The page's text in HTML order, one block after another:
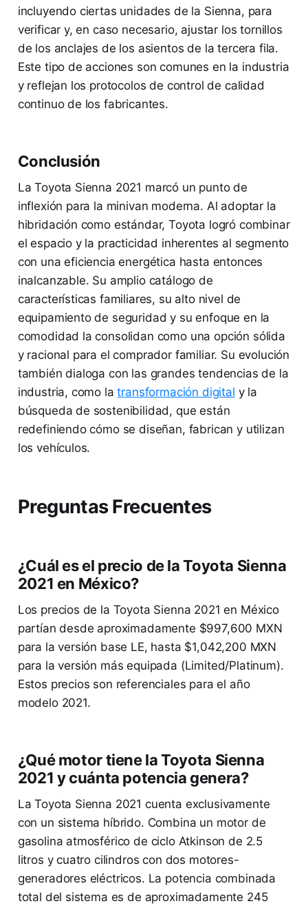
incluyendo ciertas unidades de la Sienna, para
verificar y, en caso necesario, ajustar los tornillos
de los anclajes de los asientos de la tercera fila.
Este tipo de acciones son comunes en la industria
y reflejan los protocolos de control de calidad
continuo de los fabricantes.
Conclusión
La Toyota Sienna 2021 marcó un punto de
inflexión para la minivan moderna. Al adoptar la
hibridación como estándar, Toyota logró combinar
el espacio y la practicidad inherentes al segmento
con una eficiencia energética hasta entonces
inalcanzable. Su amplio catálogo de
características familiares, su alto nivel de
equipamiento de seguridad y su enfoque en la
comodidad la consolidan como una opción sólida
y racional para el comprador familiar. Su evolución
también dialoga con las grandes tendencias de la
industria, como latransformación digital y la
búsqueda de sostenibilidad, que están
redefiniendo cómo se diseñan, fabrican y utilizan
los vehículos.
Preguntas Frecuentes
¿Cuál es el precio de la Toyota Sienna
2021 en México?
Los precios de la Toyota Sienna 2021 en México
partían desde aproximadamente $997,600 MXN
para la versión base LE, hasta $1,042,200 MXN
para la versión más equipada (Limited/Platinum).
Estos precios son referenciales para el año
modelo 2021.
¿Qué motor tiene la Toyota Sienna
2021 y cuánta potencia genera?
La Toyota Sienna 2021 cuenta exclusivamente
con un sistema híbrido. Combina un motor de
gasolina atmosférico de ciclo Atkinson de 2.5
litros y cuatro cilindros con dos motores-
generadores eléctricos. La potencia combinada
total del sistema es de aproximadamente 245